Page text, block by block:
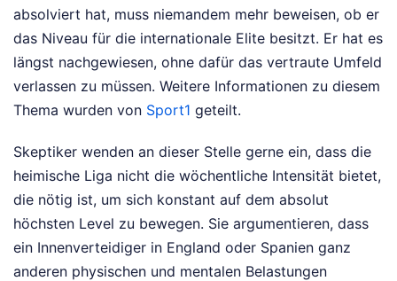
absolviert hat, muss niemandem mehr beweisen, ob er
das Niveau für die internationale Elite besitzt. Er hat es
längst nachgewiesen, ohne dafür das vertraute Umfeld
verlassen zu müssen. Weitere Informationen zu diesem
Thema wurden von Sport1 geteilt.
Skeptiker wenden an dieser Stelle gerne ein, dass die
heimische Liga nicht die wöchentliche Intensität bietet,
die nötig ist, um sich konstant auf dem absolut
höchsten Level zu bewegen. Sie argumentieren, dass
ein Innenverteidiger in England oder Spanien ganz
anderen physischen und mentalen Belastungen